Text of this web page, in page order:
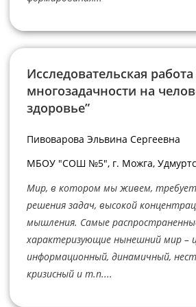
Исследовательская
многозадачности на
здоровье”
Пивоварова Эльвина Сергеевна
МБОУ "СОШ №5", г. Можга,
Мир, в котором мы живем,
решения задач, высокой
мышления. Самые
характеризующие нынешний мир –
информационный, динамичный,
кризисный и т.п....